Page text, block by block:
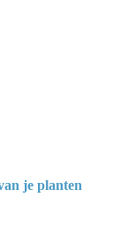
je planten